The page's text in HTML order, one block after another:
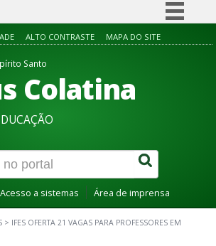
Simplifique!
Acesso à informação
Canais
ALTO CONTRASTE MAPA DO SITE
Santo
Colatina
Acesso a sistemas Área de imprensa
> IFES OFERTA 21 VAGAS PARA PROFESSORES EM